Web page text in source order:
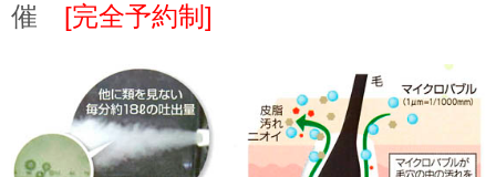
催 [完全予約制]